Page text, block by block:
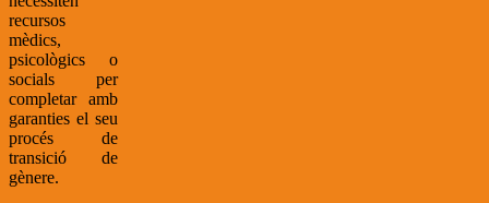
recursos
mèdics,
psicològics o
socials per
completar amb
garanties el seu
procés de
transició de
gènere.